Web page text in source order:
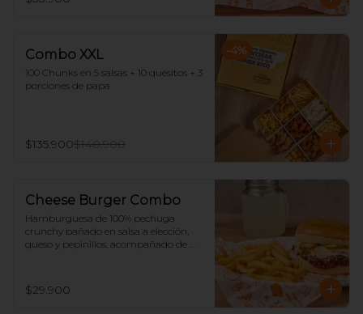
-4%
Combo XXL
100 Chunks en 5 salsas + 10 quesitos + 3
porciones de papa
$135.900$140.900
Cheese Burger Combo
Hamburguesa de 100% pechuga
crunchy bañado en salsa a elección,
queso y pepinillos, acompañado de
$29.900